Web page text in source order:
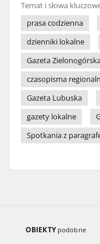
Temat i słowa
prasa codzienna
dzienniki lokalne
Gazeta
czasopisma
Gazeta Lubuska
gazety lokalne
Spotkania z
OBIEKTY podobne